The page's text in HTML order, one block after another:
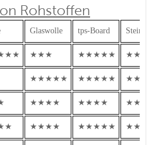
Rohstoffen
Glaswolle tps-Board
★★★ ★★★★★ ★★★
★★★★★ ★★★★★
★★★★ ★★★★
★★★★ ★★★★★